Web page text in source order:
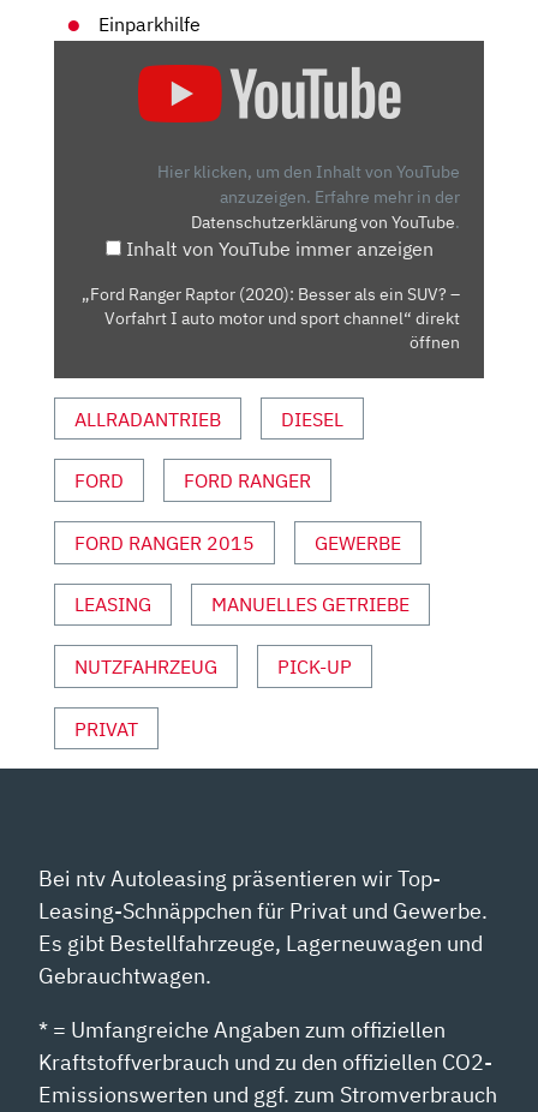
Einparkhilfe
VORFAHRT
MOTOR
UND
SPORT
CHANNEL“
YOUTUBE
ANZEIGEN
Hier klicken, um den Inhalt von YouTube
anzuzeigen. Erfahre mehr in der
Datenschutzerklärung von YouTube.
Inhalt von YouTube immer anzeigen
„Ford Ranger Raptor (2020): Besser als ein SUV? –
Vorfahrt I auto motor und sport channel“ direkt
öffnen
ALLRADANTRIEB DIESEL
FORD FORD RANGER
FORD RANGER 2015 GEWERBE
LEASING MANUELLES GETRIEBE
NUTZFAHRZEUG PICK-UP
PRIVAT
Bei ntv Autoleasing präsentieren wir Top-
Leasing-Schnäppchen für Privat und Gewerbe.
Es gibt Bestellfahrzeuge, Lagerneuwagen und
Gebrauchtwagen.
* = Umfangreiche Angaben zum offiziellen
Kraftstoffverbrauch und zu den offiziellen CO2-
Emissionswerten und ggf. zum Stromverbrauch